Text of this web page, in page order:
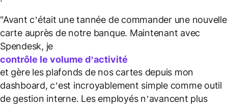
"Avant c’était une tannée de commander une nouvelle
carte auprès de notre banque. Maintenant avec
Spendesk, je
contrôle le volume d’activité
et gère les plafonds de nos cartes depuis mon
dashboard, c’est incroyablement simple comme outil
de gestion interne. Les employés n’avancent plus